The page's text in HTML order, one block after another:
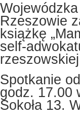
Rzeszowie
książkę
self-
Spotkanie
godz. 17.00
Sokoła 13.